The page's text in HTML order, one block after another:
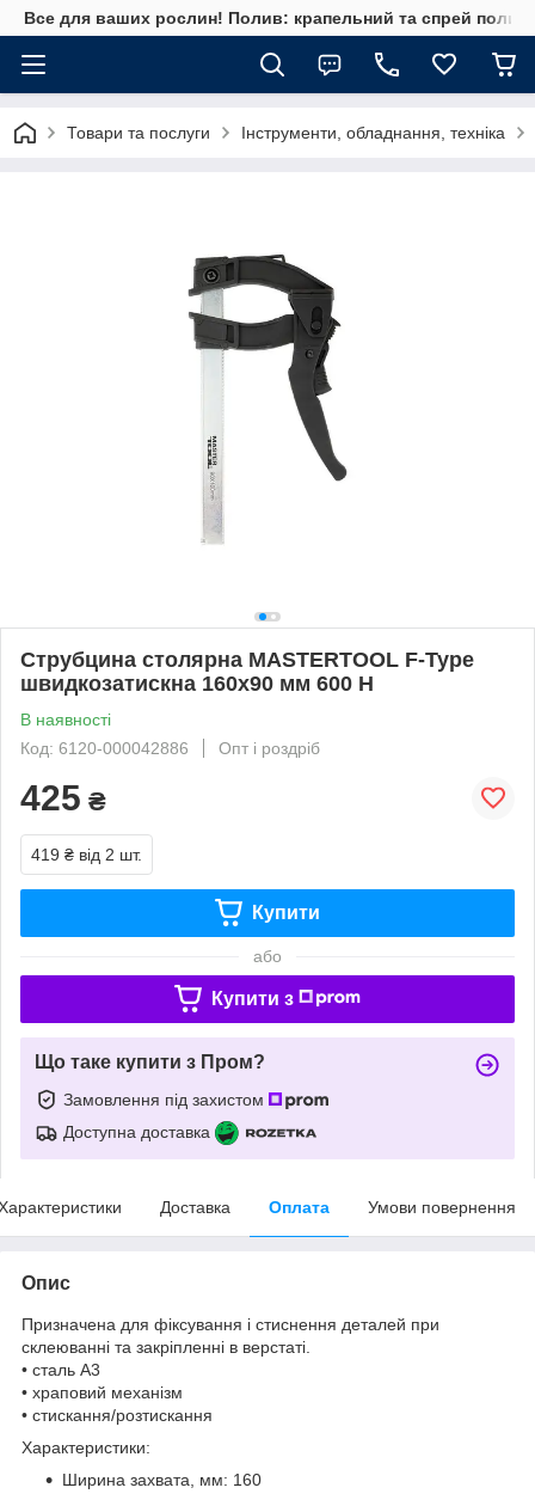
Все для ваших рослин! Полив: крапельний та спрей полив,
Товари та послуги Інструменти, обладнання, техніка
Струбцина столярна MASTERTOOL F-Type
швидкозатискна 160х90 мм 600 Н
В наявності
Код: 6120-000042886
Опт і роздріб
425 ₴
419 ₴ від 2 шт.
Купити
або
Купити з
Що таке купити з Пром?
Замовлення під захистом
Доступна доставка
Доставка Оплата Умови повернення
Опис
Призначена для фіксування і стиснення деталей при
склеюванні та закріпленні в верстаті.
• сталь А3
• храповий механізм
• стискання/розтискання
Характеристики:
Ширина захвата, мм: 160